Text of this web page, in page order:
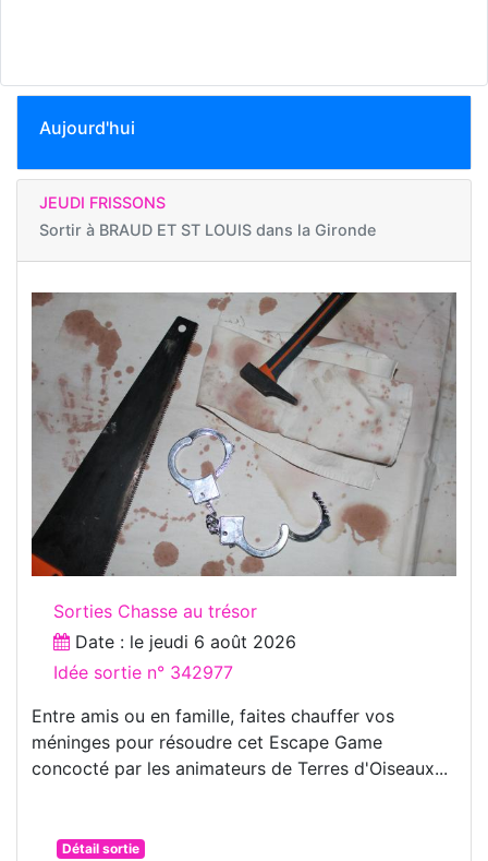
Aujourd'hui
JEUDI FRISSONS
Sortir à BRAUD ET ST LOUIS dans la Gironde
Sorties Chasse au trésor
Date : le jeudi 6 août 2026
Idée sortie n° 342977
Entre amis ou en famille, faites chauffer vos
méninges pour résoudre cet Escape Game
concocté par les animateurs de Terres d'Oiseaux...
Détail sortie